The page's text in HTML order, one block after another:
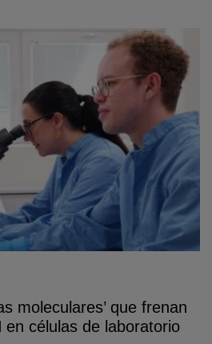
moleculares’ que frenan
en células de laboratorio